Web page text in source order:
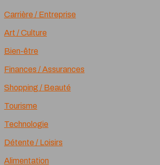
Carrière / Entreprise
Art / Culture
Bien-être
Finances / Assurances
Shopping / Beauté
Tourisme
Technologie
Détente / Loisirs
Alimentation